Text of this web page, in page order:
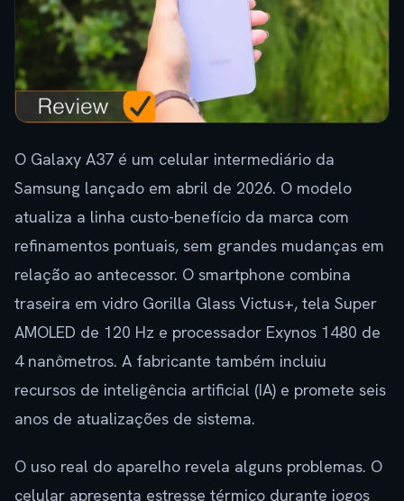
O Galaxy A37 é um celular intermediário da
Samsung lançado em abril de 2026. O modelo
atualiza a linha custo-benefício da marca com
refinamentos pontuais, sem grandes mudanças em
relação ao antecessor. O smartphone combina
traseira em vidro Gorilla Glass Victus+, tela Super
AMOLED de 120 Hz e processador Exynos 1480 de
4 nanômetros. A fabricante também incluiu
recursos de inteligência artificial (IA) e promete seis
anos de atualizações de sistema.
O uso real do aparelho revela alguns problemas. O
celular apresenta estresse térmico durante jogos